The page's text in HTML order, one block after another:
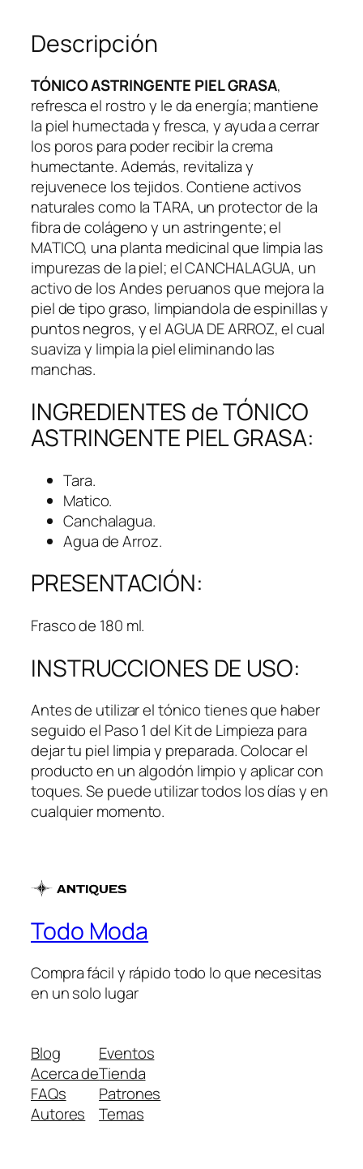
Descripción
TÓNICO ASTRINGENTE PIEL GRASA,
refresca el rostro y le da energía; mantiene
la piel humectada y fresca, y ayuda a cerrar
los poros para poder recibir la crema
humectante. Además, revitaliza y
rejuvenece los tejidos. Contiene activos
naturales como la TARA, un protector de la
fibra de colágeno y un astringente; el
MATICO, una planta medicinal que limpia las
impurezas de la piel; el CANCHALAGUA, un
activo de los Andes peruanos que mejora la
piel de tipo graso, limpiandola de espinillas y
puntos negros, y el AGUA DE ARROZ, el cual
suaviza y limpia la piel eliminando las
manchas.
INGREDIENTES de TÓNICO
ASTRINGENTE PIEL GRASA:
Tara.
Matico.
Canchalagua.
Agua de Arroz.
PRESENTACIÓN:
Frasco de 180 ml.
INSTRUCCIONES DE USO:
Antes de utilizar el tónico tienes que haber
seguido el Paso 1 del Kit de Limpieza para
dejar tu piel limpia y preparada. Colocar el
producto en un algodón limpio y aplicar con
toques. Se puede utilizar todos los días y en
cualquier momento.
Todo Moda
Compra fácil y rápido todo lo que necesitas
en un solo lugar
Blog
Acerca de
FAQs
Autores
Eventos
Tienda
Patrones
Temas